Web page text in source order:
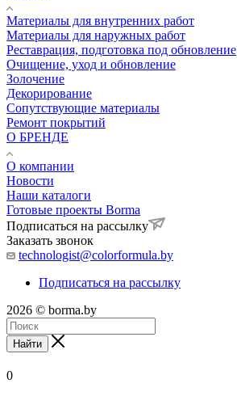
Материалы для внутренних работ
Материалы для наружных работ
Реставрация, подготовка под обновление
Очищение, уход и обновление
Золочение
Декорирование
Сопутствующие материалы
Ремонт покрытий
О БРЕНДЕ
О компании
Новости
Наши каталоги
Готовые проекты Borma
Подписаться на рассылку
Заказать звонок
technologist@colorformula.by
Подписаться на рассылку
2026 © borma.by
Найти
0